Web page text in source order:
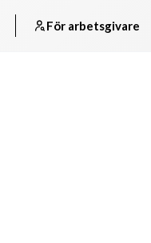
För arbetsgivare